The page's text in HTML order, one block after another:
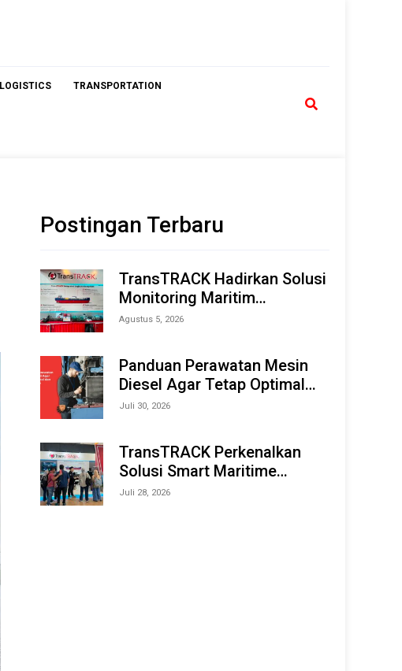
LOGISTICS TRANSPORTATION
Postingan Terbaru
TransTRACK Hadirkan Solusi
Monitoring Maritim
Terintegrasi Berbasis AI &
Offshore Expo (IMOX) 2026
Agustus 5, 2026
Panduan Perawatan Mesin
Diesel Agar Tetap Optimal
dan Tahan Lama
Juli 30, 2026
TransTRACK Perkenalkan
Solusi Smart Maritime
Monitoring Berbasis AI dan
Juli 28, 2026